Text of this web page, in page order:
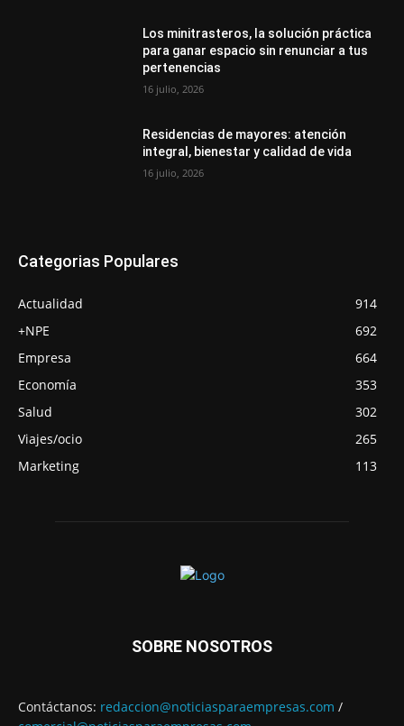
Los minitrasteros, la solución práctica
para ganar espacio sin renunciar a tus
pertenencias
16 julio, 2026
Residencias de mayores: atención
integral, bienestar y calidad de vida
16 julio, 2026
Categorias Populares
Actualidad
914
+NPE
692
Empresa
664
Economía
353
Salud
302
Viajes/ocio
265
Marketing
113
SOBRE NOSOTROS
Contáctanos: redaccion@noticiasparaempresas.com /